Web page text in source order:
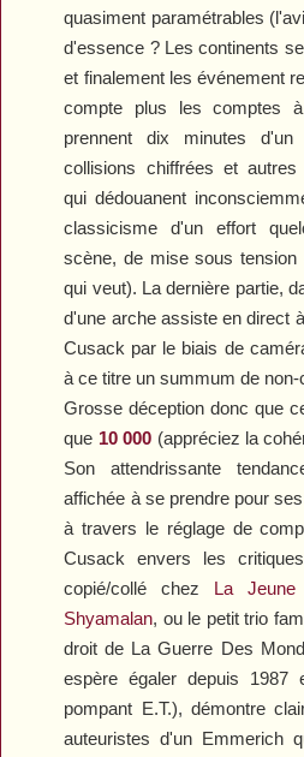
quasiment paramétrables
d'essence ? Les continents
et finalement les événement
compte plus les comptes
prennent dix minutes
collisions chiffrées et autres
qui dédouanent
classicisme d'un effort
scène, de mise sous tension
qui veut). La dernière partie,
d'une arche assiste en direct
Cusack par le biais de
à ce titre un summum de non-
Grosse déception donc que
que 10 000 (appréciez la
Son attendrissante
affichée à se prendre pour
à travers le réglage de
Cusack envers les
copié/collé chez La
Shyamalan, ou le petit trio
droit de La Guerre Des
espère égaler depuis 1987
pompant E.T.), démontre
auteuristes d'un Emmerich